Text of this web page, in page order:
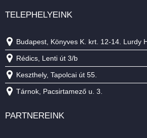
TELEPHELYEINK
Budapest, Könyves K. krt. 12-14. Lurdy
Rédics, Lenti út 3/b
Keszthely, Tapolcai út 55.
Tárnok, Pacsirtamező u. 3.
PARTNEREINK